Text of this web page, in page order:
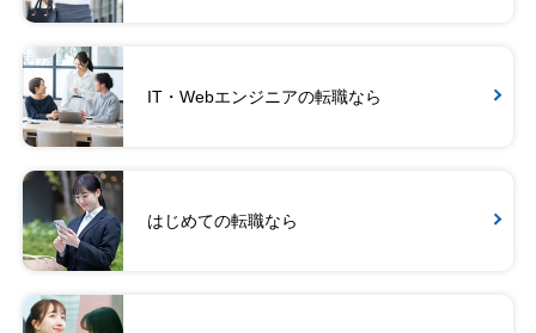
IT・Webエンジニアの転職なら
はじめての転職なら